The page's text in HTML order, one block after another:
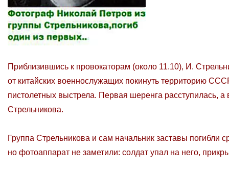
Приблизившись к провокаторам (около 11.10), И.
от китайских военнослужащих покинуть территорию
пистолетных выстрела. Первая шеренга расступилась,
Стрельникова.
Группа Стрельникова и сам начальник заставы погибли
но фотоаппарат не заметили: солдат упал на него,